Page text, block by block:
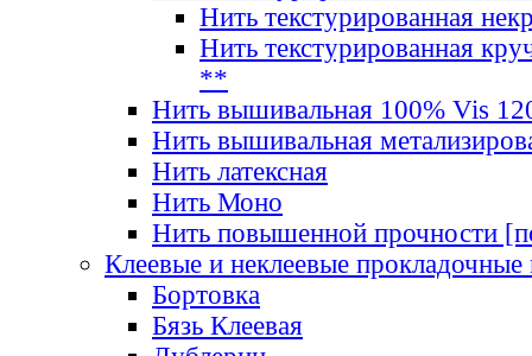
Нить текстурированная
Нить текстурированная
**
Нить вышивальная 100% Vis
Нить вышивальная
Нить латексная
Нить Моно
Нить повышенной прочности
Клеевые и неклеевые прокладочные
Бортовка
Бязь Клеевая